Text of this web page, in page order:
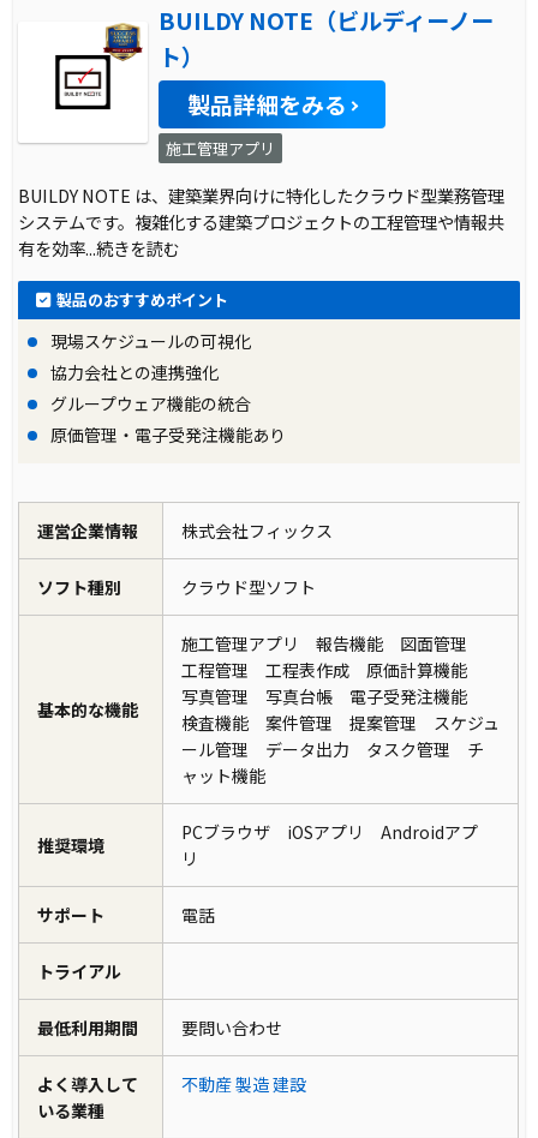
BUILDY NOTE（ビルディーノー
ト）
製品詳細をみる
施工管理アプリ
BUILDY NOTE は、建築業界向けに特化したクラウド型業務管理
システムです。複雑化する建築プロジェクトの工程管理や情報共
有を効率...続きを読む
製品のおすすめポイント
現場スケジュールの可視化
協力会社との連携強化
グループウェア機能の統合
原価管理・電子受発注機能あり
運営企業情報 株式会社フィックス
ソフト種別 クラウド型ソフト
基本的な機能
施工管理アプリ 報告機能 図面管理
工程管理 工程表作成 原価計算機能
写真管理 写真台帳 電子受発注機能
検査機能 案件管理 提案管理 スケジュ
ール管理 データ出力 タスク管理 チ
ャット機能
推奨環境
PCブラウザ iOSアプリ Androidアプ
リ
サポート 電話
トライアル
最低利用期間 要問い合わせ
よく導入して
いる業種
不動産製造建設